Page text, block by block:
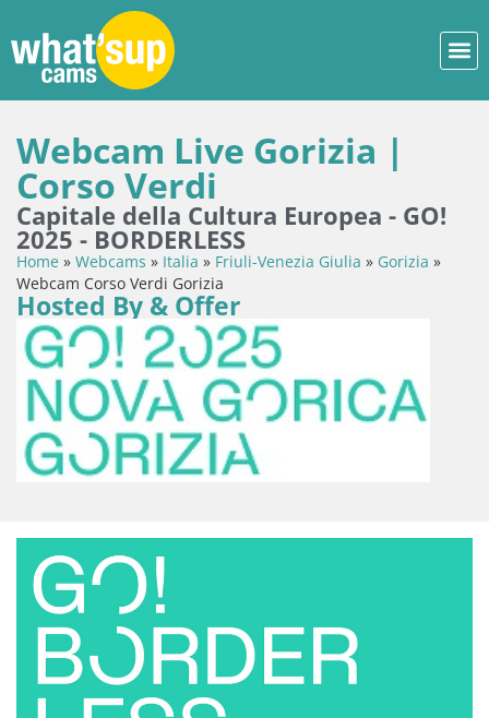
Webcam Live Gorizia |
Corso Verdi
Capitale della Cultura Europea - GO!
2025 - BORDERLESS
Home » Webcams » Italia » Friuli-Venezia Giulia » Gorizia »
Webcam Corso Verdi Gorizia
Hosted By & Offer